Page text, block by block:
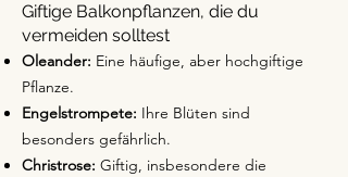
Giftige Balkonpflanzen, die du
vermeiden solltest
Oleander: Eine häufige, aber hochgiftige
Pflanze.
Engelstrompete: Ihre Blüten sind
besonders gefährlich.
Christrose: Giftig, insbesondere die